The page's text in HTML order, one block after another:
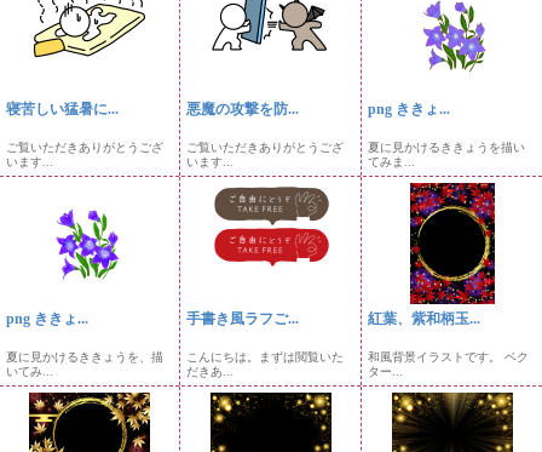
寝苦しい猛暑に...
ご覧いただきありがとうござ
います...
悪魔の攻撃を防...
ご覧いただきありがとうござ
います...
png ききょ...
夏に見かけるききょうを描い
てみま...
png ききょ...
夏に見かけるききょうを、描
いてみ...
手書き風ラフご...
こんにちは。まずは閲覧いた
だきあ...
紅葉、紫和柄玉...
和風背景イラストです。 ベク
ター...